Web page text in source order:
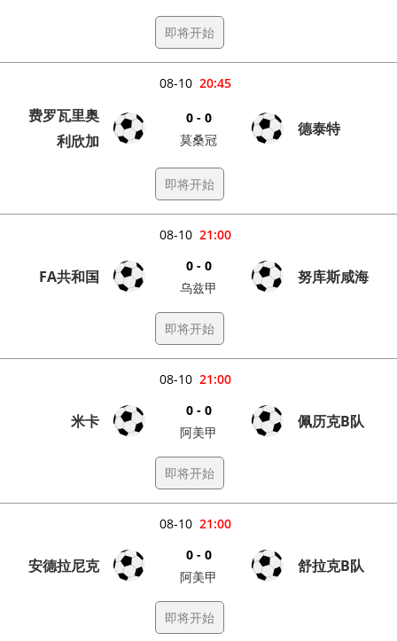
即将开始
20:45
08-10
费罗瓦里奥
利欣加
0 - 0
莫桑冠
德泰特
即将开始
21:00
08-10
FA共和国
0 - 0
乌兹甲
努库斯咸海
即将开始
21:00
08-10
米卡
0 - 0
阿美甲
佩历克B队
即将开始
21:00
08-10
安德拉尼克
0 - 0
阿美甲
舒拉克B队
即将开始